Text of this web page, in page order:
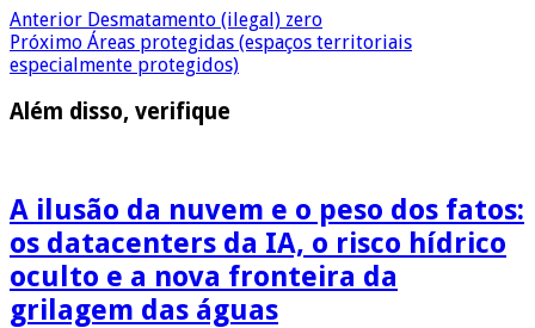
Anterior Desmatamento (ilegal) zero
Próximo Áreas protegidas (espaços territoriais
especialmente protegidos)
Além disso, verifique
A ilusão da nuvem e o peso dos fatos:
os datacenters da IA, o risco hídrico
oculto e a nova fronteira da
grilagem das águas